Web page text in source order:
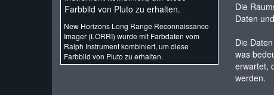
New Horizons Long Range Reconnaissance
Imager (LORRI) wurde mit Farbdaten vom
Ralph Instrument kombiniert, um diese
Farbbild von Pluto zu erhalten.
Die
Daten
Die
was
erwartet,
werden.